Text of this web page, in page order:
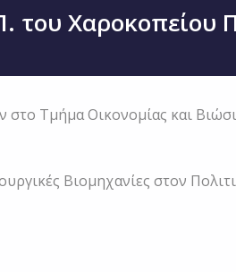
Χαροκοπείου
Τμήμα Οικονομίας και
Βιομηχανίες στον